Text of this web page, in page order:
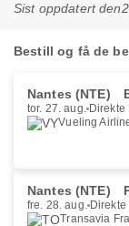
Sist oppdatert den
Bestill og få de
Nantes (NTE)
tor. 27. aug. Direkte
Vueling
Nantes (NTE)
fre. 28. aug. Direkte
Transavia